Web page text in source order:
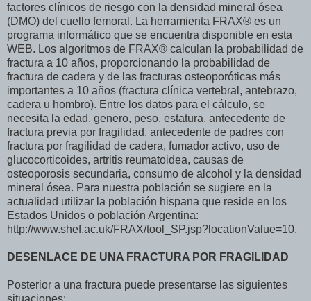
factores clínicos de riesgo con la densidad mineral ósea
(DMO) del cuello femoral. La herramienta FRAX® es un
programa informático que se encuentra disponible en esta
WEB. Los algoritmos de FRAX® calculan la probabilidad de
fractura a 10 años, proporcionando la probabilidad de
fractura de cadera y de las fracturas osteoporóticas más
importantes a 10 años (fractura clínica vertebral, antebrazo,
cadera u hombro). Entre los datos para el cálculo, se
necesita la edad, genero, peso, estatura, antecedente de
fractura previa por fragilidad, antecedente de padres con
fractura por fragilidad de cadera, fumador activo, uso de
glucocorticoides, artritis reumatoidea, causas de
osteoporosis secundaria, consumo de alcohol y la densidad
mineral ósea. Para nuestra población se sugiere en la
actualidad utilizar la población hispana que reside en los
Estados Unidos o población Argentina:
http://www.shef.ac.uk/FRAX/tool_SP.jsp?locationValue=10.
DESENLACE DE UNA FRACTURA POR FRAGILIDAD
Posterior a una fractura puede presentarse las siguientes
situaciones: